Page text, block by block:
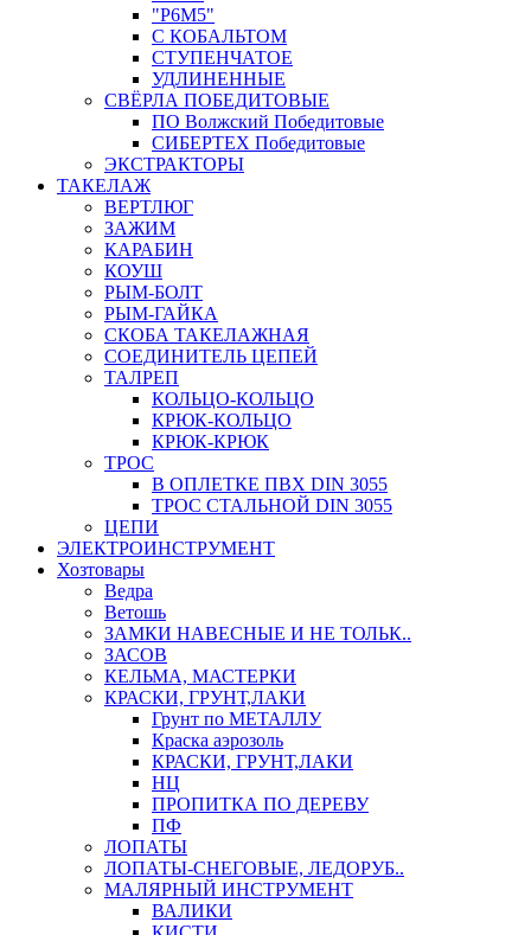
"Р6М5"
С КОБАЛЬТОМ
СТУПЕНЧАТОЕ
УДЛИНЕННЫЕ
СВЁРЛА ПОБЕДИТОВЫЕ
ПО Волжский Победитовые
СИБЕРТЕХ Победитовые
ЭКСТРАКТОРЫ
ТАКЕЛАЖ
ВЕРТЛЮГ
ЗАЖИМ
КАРАБИН
КОУШ
РЫМ-БОЛТ
РЫМ-ГАЙКА
СКОБА ТАКЕЛАЖНАЯ
СОЕДИНИТЕЛЬ ЦЕПЕЙ
ТАЛРЕП
КОЛЬЦО-КОЛЬЦО
КРЮК-КОЛЬЦО
КРЮК-КРЮК
ТРОС
В ОПЛЕТКЕ ПВХ DIN 3055
ТРОС СТАЛЬНОЙ DIN 3055
ЦЕПИ
ЭЛЕКТРОИНСТРУМЕНТ
Хозтовары
Ведра
Ветошь
ЗАМКИ НАВЕСНЫЕ И НЕ ТОЛЬК..
ЗАСОВ
КЕЛЬМА, МАСТЕРКИ
КРАСКИ, ГРУНТ,ЛАКИ
Грунт по МЕТАЛЛУ
Краска аэрозоль
КРАСКИ, ГРУНТ,ЛАКИ
НЦ
ПРОПИТКА ПО ДЕРЕВУ
ПФ
ЛОПАТЫ
ЛОПАТЫ-СНЕГОВЫЕ, ЛЕДОРУБ..
МАЛЯРНЫЙ ИНСТРУМЕНТ
ВАЛИКИ